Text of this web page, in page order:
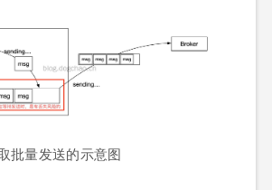
批量发送的示意图